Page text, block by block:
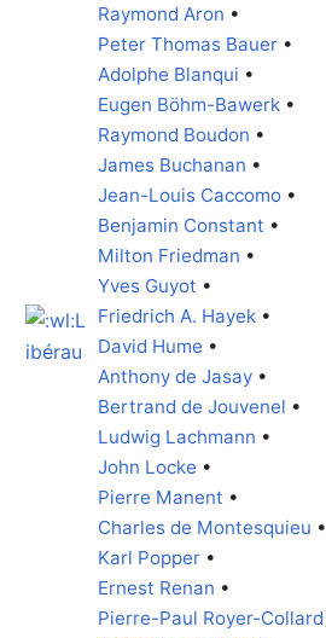
Raymond Aron •
Peter Thomas Bauer •
Adolphe Blanqui •
Eugen Böhm-Bawerk •
Raymond Boudon •
James Buchanan •
Jean-Louis Caccomo •
Benjamin Constant •
Milton Friedman •
Yves Guyot •
Friedrich A. Hayek •
David Hume •
Anthony de Jasay •
Bertrand de Jouvenel •
Ludwig Lachmann •
John Locke •
Pierre Manent •
Charles de Montesquieu •
Karl Popper •
Ernest Renan •
Pierre-Paul Royer-Collard